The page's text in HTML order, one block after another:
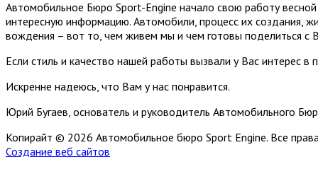
Автомобильное Бюро Sport-Engine начало свою работу
интересную информацию. Автомобили, процесс их создания,
вождения – вот то, чем живем мы и чем готовы поделиться с
Если стиль и качество нашей работы вызвали у Вас интерес в
Искренне надеюсь, что Вам у нас понравится.
Юрий Бугаев, основатель и руководитель Автомобильного
Копирайт © 2026 Автомобильное бюро Sport Engine. Все
Создание веб сайтов